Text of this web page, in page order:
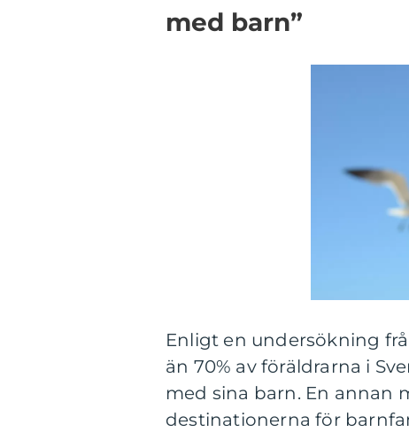
med barn”
Enligt en undersökning
än 70% av föräldrarna i
med sina barn. En annan
destinationerna för